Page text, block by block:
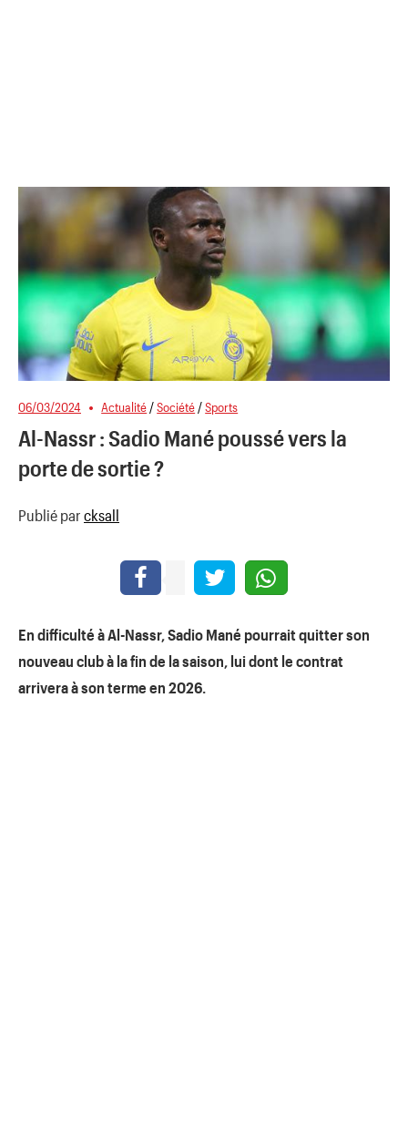
06/03/2024 Actualité /Société /Sports
Al-Nassr : Sadio Mané poussé vers la
porte de sortie ?
Publié par cksall
En difficulté à Al-Nassr, Sadio Mané pourrait quitter son
nouveau club à la fin de la saison, lui dont le contrat
arrivera à son terme en 2026.